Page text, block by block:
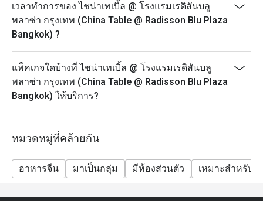
เวลาทำการของ ไชน่าเทเบิ้ล @ โรงแรมเรดิสันบลู
พลาซ่า กรุงเทพ (China Table @ Radisson Blu Plaza
Bangkok) ?
แพ็คเกจใดบ้างที่ ไชน่าเทเบิ้ล @ โรงแรมเรดิสันบลู
พลาซ่า กรุงเทพ (China Table @ Radisson Blu Plaza
Bangkok) ให้บริการ?
หมวดหมู่ที่คล้ายกัน
อาหารจีน มาเป็นกลุ่ม มีห้องส่วนตัว เหมาะสำหรับเ